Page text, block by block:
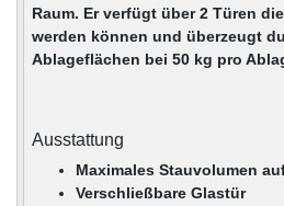
Raum. Er verfügt über 2 Türen
werden können und überzeugt
Ablageflächen bei 50 kg pro
Ausstattung
Maximales Stauvolumen
Verschließbare Glastür